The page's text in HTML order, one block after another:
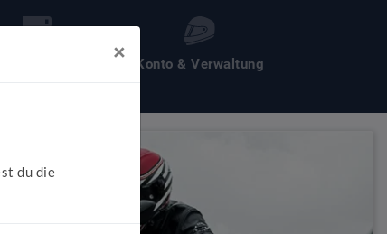
Konto & Verwaltung
×
du die